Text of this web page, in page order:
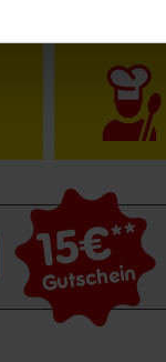
15€**
Gutschein